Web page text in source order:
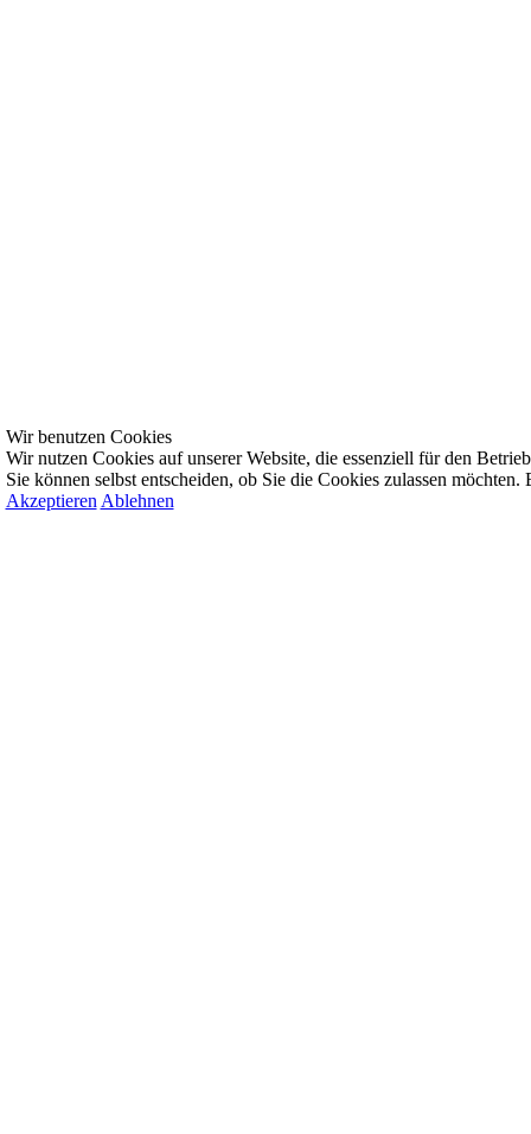
Wir benutzen Cookies
Wir nutzen Cookies auf unserer Website, die essenziell für den
Sie können selbst entscheiden, ob Sie die Cookies zulassen
Akzeptieren Ablehnen